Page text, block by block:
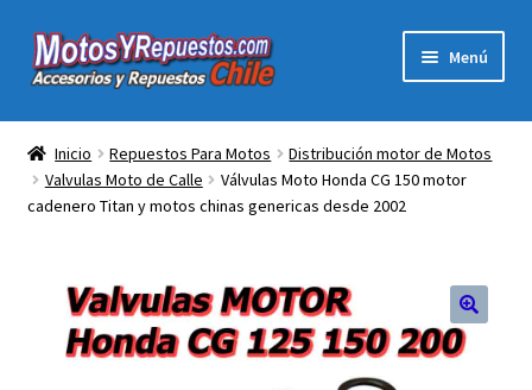
Ir
a
Ir
al
Menú
Acc y Rep Motocross Enduro
el
menú
Electronica Para Motos
Filtros para Motos
Inicio Repuestos Para Motos
Distribución motor de Motos
Valvulas Moto de Calle
Válvulas Moto Honda CG 150 motor
cadenero Titan y motos chinas genericas desde 2002